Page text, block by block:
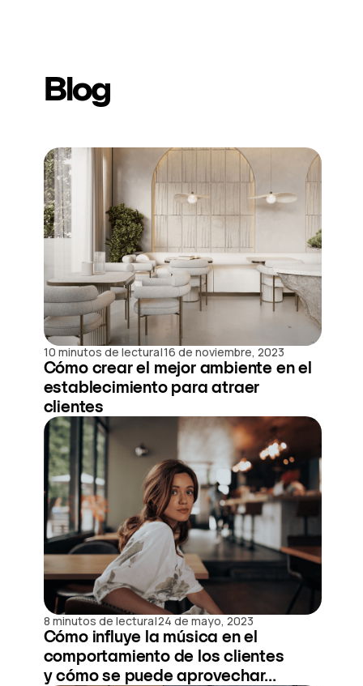
Blog
10 minutos de lectura|16 de noviembre, 2023
Cómo crear el mejor ambiente en el
establecimiento para atraer
clientes
8 minutos de lectura|24 de mayo, 2023
Cómo influye la música en el
comportamiento de los clientes
y cómo se puede aprovechar...